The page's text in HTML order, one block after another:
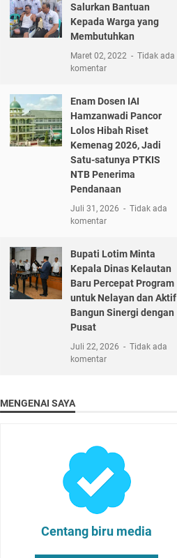
Salurkan Bantuan
Kepada Warga yang
Membutuhkan
Maret 02, 2022
Tidak ada
komentar
Enam Dosen IAI
Hamzanwadi Pancor
Lolos Hibah Riset
Kemenag 2026, Jadi
Satu-satunya PTKIS
NTB Penerima
Pendanaan
Juli 31, 2026
Tidak ada
komentar
Bupati Lotim Minta
Kepala Dinas Kelautan
Baru Percepat Program
untuk Nelayan dan Aktif
Bangun Sinergi dengan
Pusat
Juli 22, 2026
Tidak ada
komentar
MENGENAI SAYA
Centang biru media